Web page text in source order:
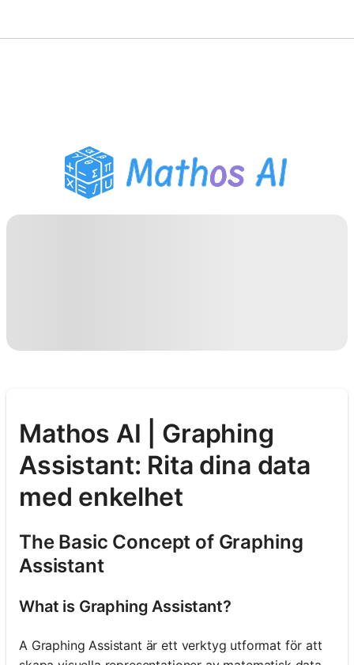
PDF Läxhjälp
Studieverktyg
Mathos AI | Graphing
Assistant: Rita dina data
med enkelhet
The Basic Concept of Graphing
Assistant
What is Graphing Assistant?
A Graphing Assistant är ett verktyg utformat för att